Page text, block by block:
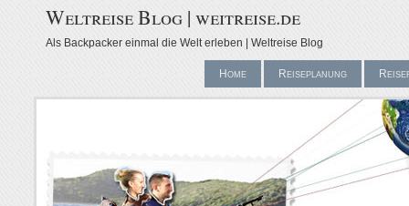
Weltreise Blog | weitreise.de
Als Backpacker einmal die Welt erleben | Weltreise Blog
Home Reiseplanung